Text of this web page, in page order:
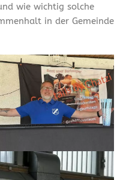
wie wichtig solche
in der Gemeinde